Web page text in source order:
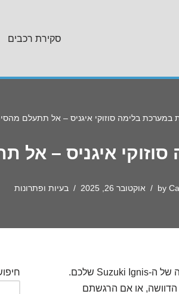
סקירת רכבים
במערכת בלימה סוזוקי איגניס – אל תתעלם
איגניס – אל
by אוקטובר 26, 2025 בעיות ופתרונות
אהלן חברים, וברוכים הבאים למסע מרתק אל נבכי מערכת הבלימה של ה-Suzuki Ignis שלכם.
או אם הרגשתם